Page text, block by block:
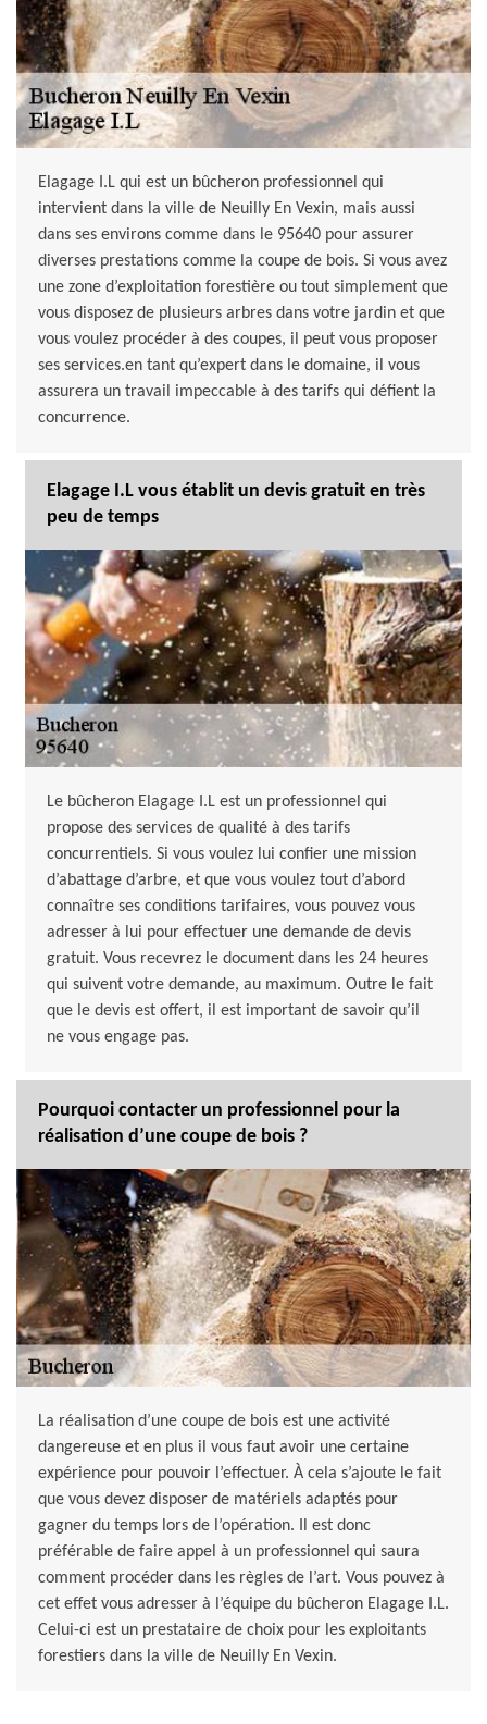
Elagage I.L qui est un bûcheron professionnel qui
intervient dans la ville de Neuilly En Vexin, mais aussi
dans ses environs comme dans le 95640 pour assurer
diverses prestations comme la coupe de bois. Si vous avez
une zone d’exploitation forestière ou tout simplement que
vous disposez de plusieurs arbres dans votre jardin et que
vous voulez procéder à des coupes, il peut vous proposer
ses services.en tant qu’expert dans le domaine, il vous
assurera un travail impeccable à des tarifs qui défient la
concurrence.
Elagage I.L vous établit un devis gratuit en très
peu de temps
Le bûcheron Elagage I.L est un professionnel qui
propose des services de qualité à des tarifs
concurrentiels. Si vous voulez lui confier une mission
d’abattage d’arbre, et que vous voulez tout d’abord
connaître ses conditions tarifaires, vous pouvez vous
adresser à lui pour effectuer une demande de devis
gratuit. Vous recevrez le document dans les 24 heures
qui suivent votre demande, au maximum. Outre le fait
que le devis est offert, il est important de savoir qu’il
ne vous engage pas.
Pourquoi contacter un professionnel pour la
réalisation d’une coupe de bois ?
La réalisation d’une coupe de bois est une activité
dangereuse et en plus il vous faut avoir une certaine
expérience pour pouvoir l’effectuer. À cela s’ajoute le fait
que vous devez disposer de matériels adaptés pour
gagner du temps lors de l’opération. Il est donc
préférable de faire appel à un professionnel qui saura
comment procéder dans les règles de l’art. Vous pouvez à
cet effet vous adresser à l’équipe du bûcheron Elagage I.L.
Celui-ci est un prestataire de choix pour les exploitants
forestiers dans la ville de Neuilly En Vexin.